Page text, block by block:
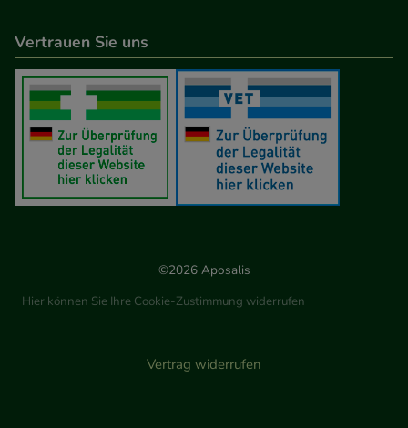
Vertrauen Sie uns
©2026 Aposalis
Hier können Sie Ihre Cookie-Zustimmung widerrufen
Vertrag widerrufen